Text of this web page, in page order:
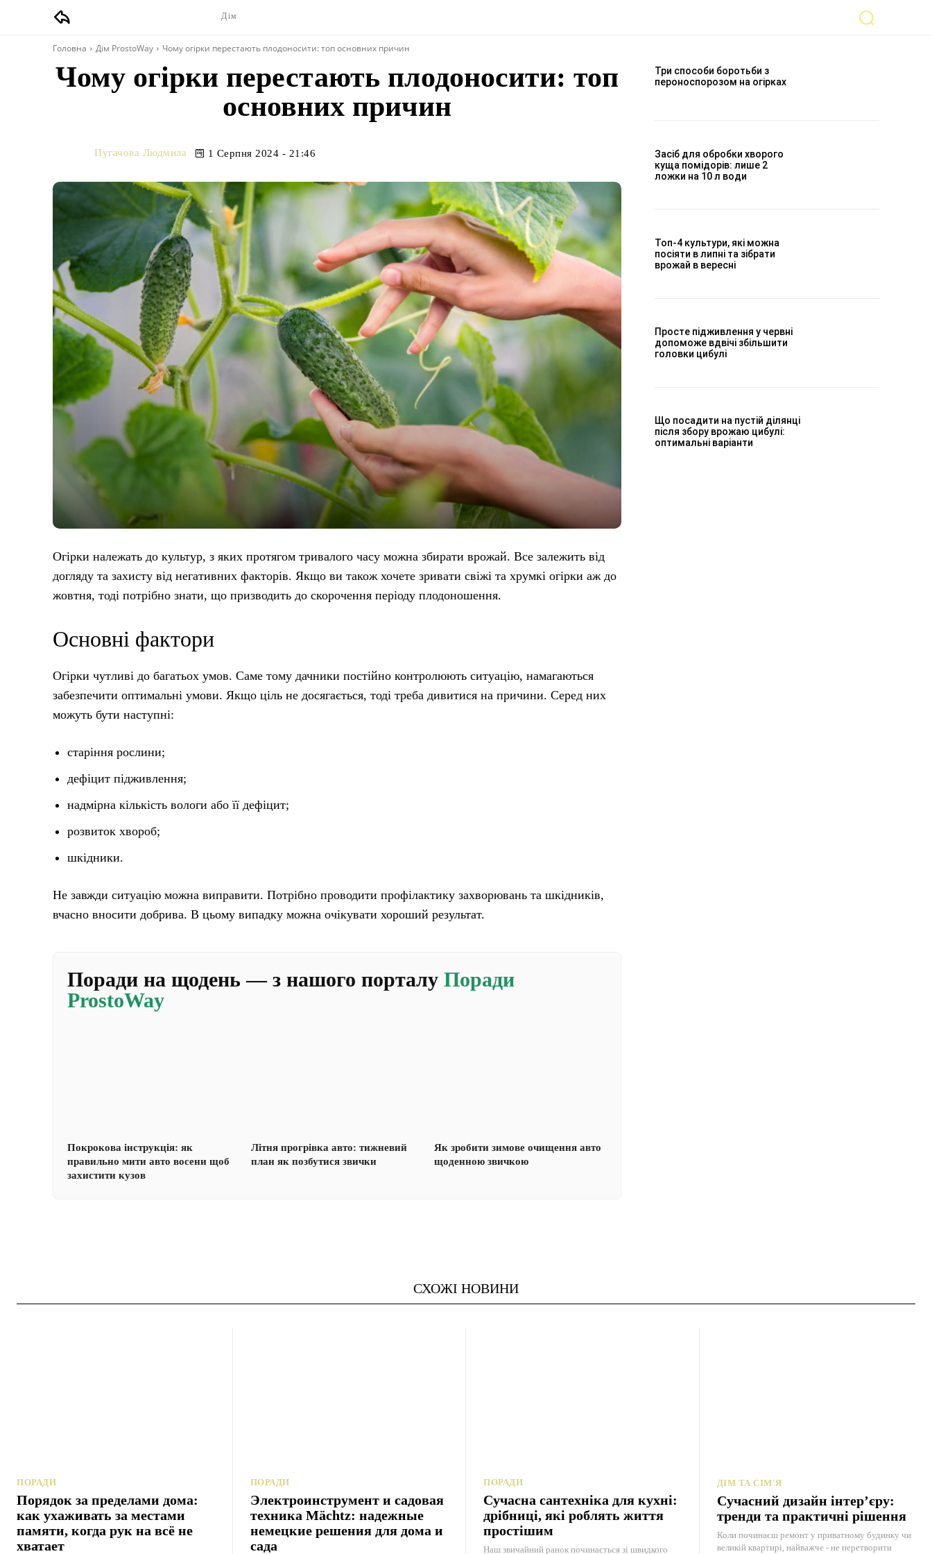
Дім
Головна Дім ProstoWay Чому огірки перестають плодоносити: топ основних причин
Чому огірки перестають плодоносити: топ
основних причин
Пугачова Людмила 1 Серпня 2024 - 21:46
Огірки належать до культур, з яких протягом тривалого часу можна збирати врожай. Все залежить від
догляду та захисту від негативних факторів. Якщо ви також хочете зривати свіжі та хрумкі огірки аж до
жовтня, тоді потрібно знати, що призводить до скорочення періоду плодоношення.
Основні фактори
Огірки чутливі до багатьох умов. Саме тому дачники постійно контролюють ситуацію, намагаються
забезпечити оптимальні умови. Якщо ціль не досягається, тоді треба дивитися на причини. Серед них
можуть бути наступні:
старіння рослини;
дефіцит підживлення;
надмірна кількість вологи або її дефіцит;
розвиток хвороб;
шкідники.
Не завжди ситуацію можна виправити. Потрібно проводити профілактику захворювань та шкідників,
вчасно вносити добрива. В цьому випадку можна очікувати хороший результат.
Поради на щодень — з нашого порталу Поради
ProstoWay
Покрокова інструкція: як
правильно мити авто восени щоб
захистити кузов
Літня прогрівка авто: тижневий
план як позбутися звички
Як зробити зимове очищення авто
щоденною звичкою
Три способи боротьби з
пероноспорозом на огірках
Засіб для обробки хворого
куща помідорів: лише 2
ложки на 10 л води
Топ-4 культури, які можна
посіяти в липні та зібрати
врожай в вересні
Просте підживлення у червні
допоможе вдвічі збільшити
головки цибулі
Що посадити на пустій ділянці
після збору врожаю цибулі:
оптимальні варіанти
СХОЖІ НОВИНИ
ПОРАДИ
Порядок за пределами дома:
как ухаживать за местами
памяти, когда рук на всё не
хватает
ПОРАДИ
Электроинструмент и садовая
техника Mächtz: надежные
немецкие решения для дома и
сада
ПОРАДИ
Сучасна сантехніка для кухні:
дрібниці, які роблять життя
простішим
Наш звичайний ранок починається зі швидкого
ДІМ ТА СІМ'Я
Сучасний дизайн інтер’єру:
тренди та практичні рішення
Коли починаєш ремонт у приватному будинку чи
великій квартирі, найважче - не перетворити